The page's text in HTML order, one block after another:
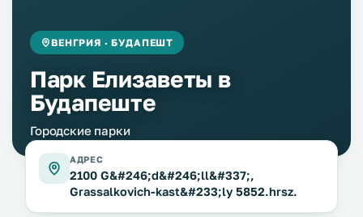
ВЕНГРИЯ · БУДАПЕШТ
Парк Елизаветы в
Будапеште
Городские парки
АДРЕС
2100 G&#246;d&#246;ll&#337;,
Grassalkovich-kast&#233;ly 5852.hrsz.